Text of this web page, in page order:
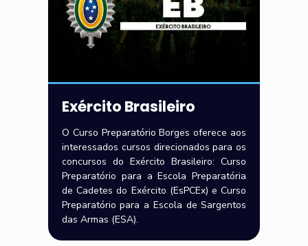
Exército Brasileiro
O Curso Preparatório Borges oferece aos
interessados cursos direcionados para os
concursos do Exército Brasileiro: Curso
Preparatório para a Escola Preparatória
de Cadetes do Exército (EsPCEx) e Curso
Preparatório para a Escola de Sargentos
das Armas (ESA).